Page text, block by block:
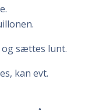
sættes lunt.
kan evt.